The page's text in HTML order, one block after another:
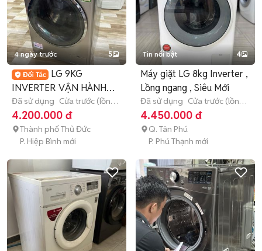
4 ngày trước 5
LG 9KG
INVERTER VẬN HÀNH
OK LỒNG GIẶT ĐÃ VỆ
SINH
Đã sử dụng Cửa trước (lồng
ngang) 9 - 9.9 kg
4.200.000 đ
Thành phố Thủ Đức
P. Hiệp Bình mới
Tin nổi bật 4
Máy giặt LG 8kg Inverter ,
Lồng ngang , Siêu Mới
Đã sử dụng Cửa trước (lồng
ngang) 8 - 8.9 kg
4.450.000 đ
Q. Tân Phú
P. Phú Thạnh mới